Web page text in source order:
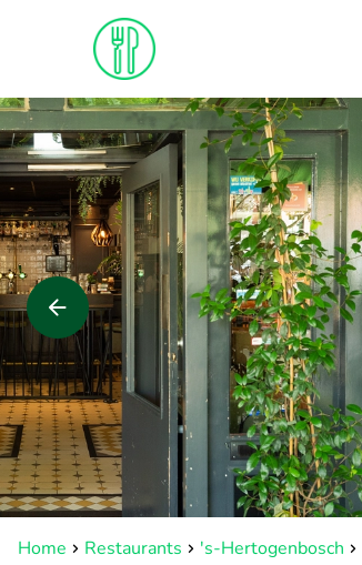
Home Restaurants 's-Hertogenbosch